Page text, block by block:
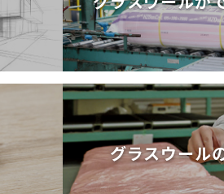
グラスウールが
グラスウール
グラスウール